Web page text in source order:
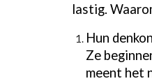
lastig.
Hun
Ze
meent het